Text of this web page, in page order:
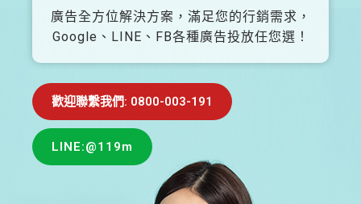
廣告全方位解決方案，滿足您的行銷需求，
Google、LINE、FB各種廣告投放任您選！
歡迎聯繫我們: 0800-003-191
LINE:@119m